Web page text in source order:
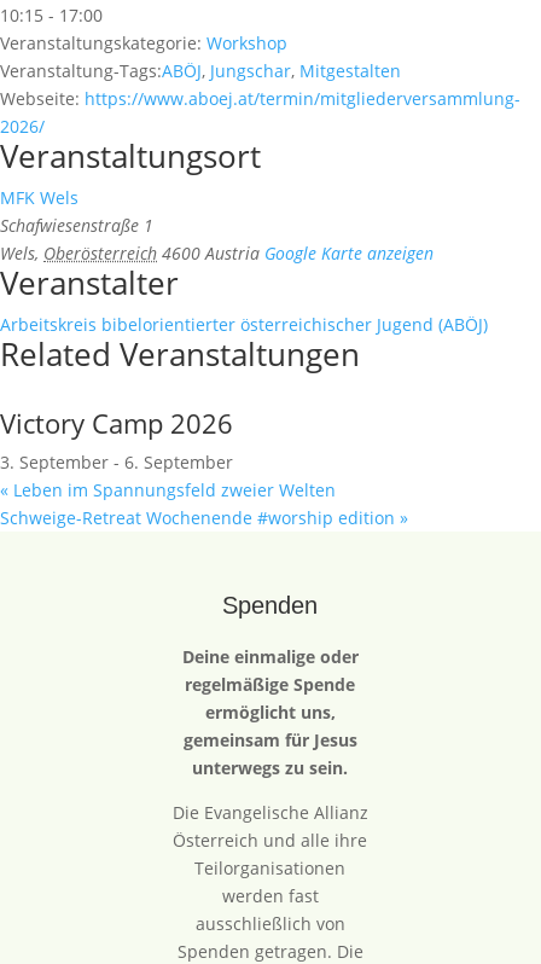
10:15 - 17:00
Veranstaltungskategorie: Workshop
Veranstaltung-Tags:ABÖJ, Jungschar, Mitgestalten
Webseite: https://www.aboej.at/termin/mitgliederversammlung-
2026/
Veranstaltungsort
MFK Wels
Schafwiesenstraße 1
Wels, Oberösterreich 4600 Austria Google Karte anzeigen
Veranstalter
Arbeitskreis bibelorientierter österreichischer Jugend (ABÖJ)
Related Veranstaltungen
Victory Camp 2026
3. September - 6. September
« Leben im Spannungsfeld zweier Welten
Schweige-Retreat Wochenende #worship edition »
Spenden
Deine einmalige oder
regelmäßige Spende
ermöglicht uns,
gemeinsam für Jesus
unterwegs zu sein.
Die Evangelische Allianz
Österreich und alle ihre
Teilorganisationen
werden fast
ausschließlich von
Spenden getragen. Die